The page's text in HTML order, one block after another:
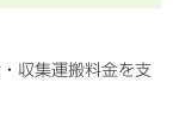
収集運搬料金を支